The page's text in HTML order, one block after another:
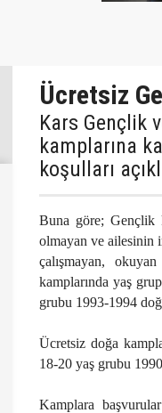
Ücretsiz
Kars Gençlik
kamplarına
koşulları
Buna göre; Gençlik
olmayan ve ailesinin
çalışmayan,
kamplarında yaş
grubu 1993-1994
Ücretsiz doğa
18-20 yaş grubu
Kamplara